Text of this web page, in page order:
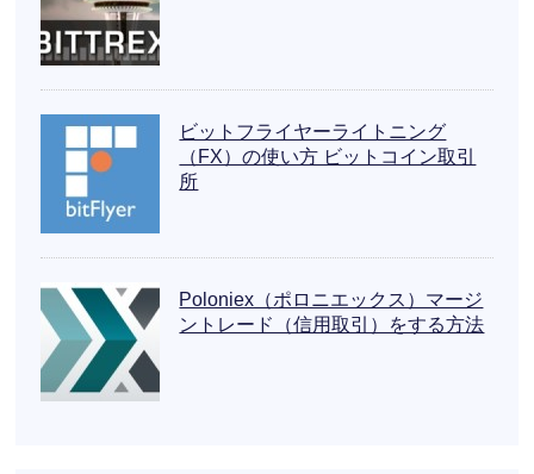
ビットフライヤーライトニング
（FX）の使い方 ビットコイン取引
所
Poloniex（ポロニエックス）マージ
ントレード（信用取引）をする方法